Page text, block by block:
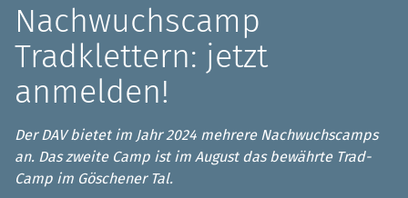
Nachwuchscamp
Tradklettern: jetzt
anmelden!
Der DAV bietet im Jahr 2024 mehrere Nachwuchscamps
an. Das zweite Camp ist im August das bewährte Trad-
Camp im Göschener Tal.